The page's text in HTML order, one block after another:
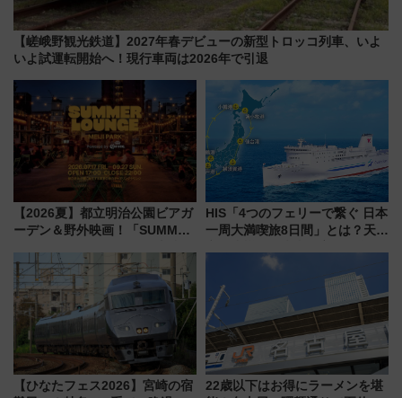
【嵯峨野観光鉄道】2027年春デビューの新型トロッコ列車、いよ
いよ試運転開始へ！現行車両は2026年で引退
【2026夏】都立明治公園ビアガ
ーデン＆野外映画！「SUMMER
ケジュール 夜風とビール、映画
を満喫！
HIS「4つのフェリーで繋ぐ 日本
一周大満喫旅8日間」とは？天橋
の絶景＆限定グルメを網羅！煩
雑な手続きも不要でお手軽に楽
しめるプランが登場
【ひなたフェス2026】宮崎の宿
22歳以下はお得にラーメンを堪